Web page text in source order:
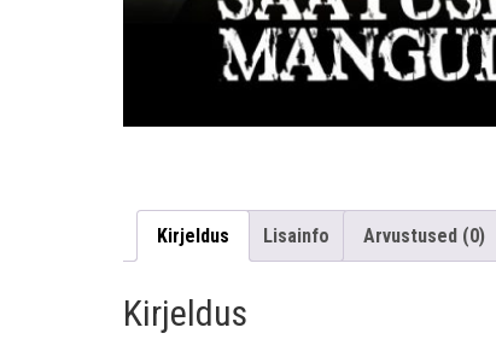
Kirjeldus Lisainfo Arvustused (0)
Kirjeldus